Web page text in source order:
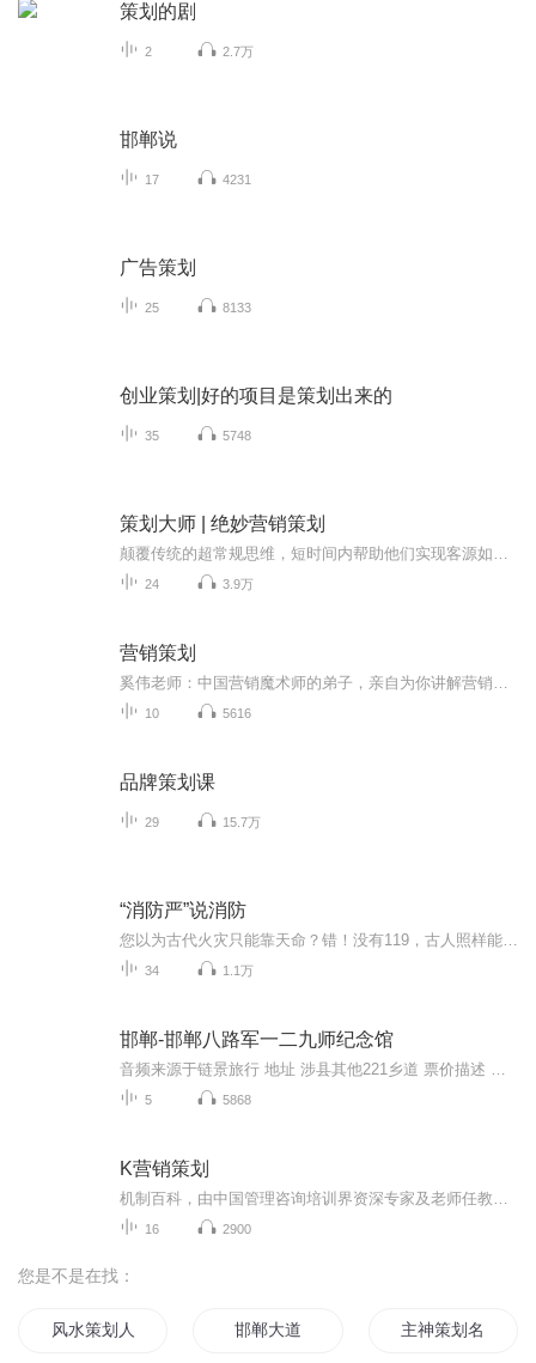
策划的剧
2 2.7万
邯郸说
17 4231
广告策划
25 8133
创业策划|好的项目是策划出来的
35 5748
策划大师 | 绝妙营销策划
24 3.9万
营销策划
10 5616
品牌策划课
29 15.7万
“消防严”说消防
34 1.1万
邯郸-邯郸八路军一二九师纪念馆
5 5868
K营销策划
16 2900
您是不是在找：
风水策划人 邯郸大道 主神策划名单